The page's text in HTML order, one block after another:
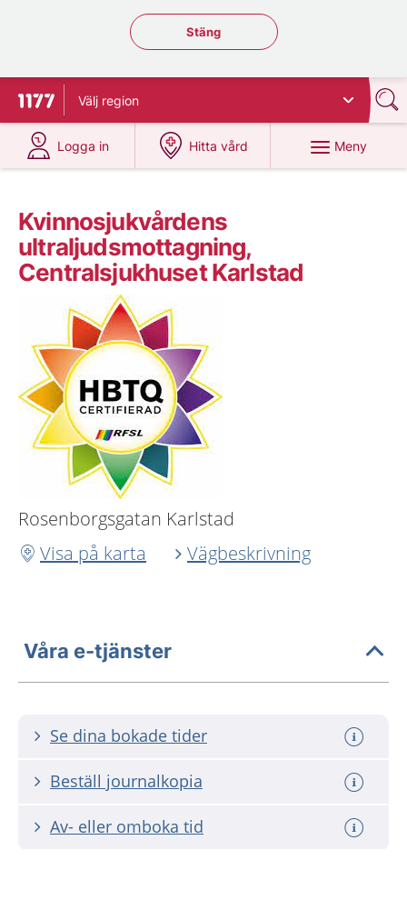
Stäng regionsväljaren
Stäng
Till startsidan för 1177
Välj region
Logga in
på 1177.se
Hitta vård
på 1177.se
Meny
Kvinnosjukvårdens
ultraljudsmottagning,
Centralsjukhuset Karlstad
Rosenborgsgatan Karlstad
Visa på karta
Vägbeskrivning
Våra e-tjänster
Se dina bokade tider
Beställ journalkopia
Av- eller omboka tid